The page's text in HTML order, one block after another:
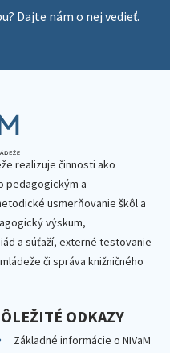
Dajte nám o nej vedieť.
realizuje činnosti ako
pedagogickým a
usmerňovanie škôl a
výskum,
a súťaží, externé testovanie
či správa knižničného
ODKAZY
Základné informácie o NIVaM